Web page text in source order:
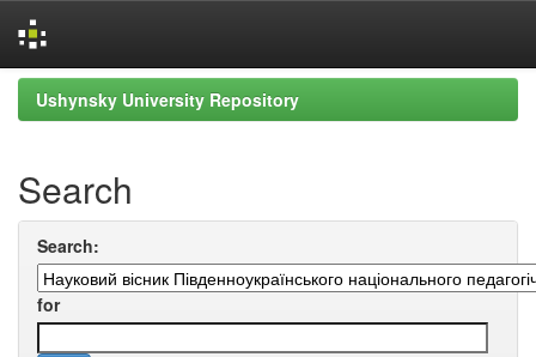
Skip
navigation
Ushynsky University Repository
Search
Search:
for